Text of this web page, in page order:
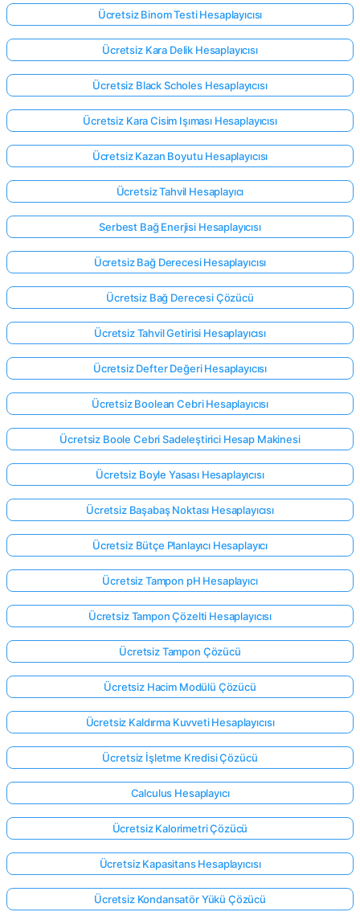
Ücretsiz Binom Testi Hesaplayıcısı
Ücretsiz Kara Delik Hesaplayıcısı
Ücretsiz Black Scholes Hesaplayıcısı
Ücretsiz Kara Cisim Işıması Hesaplayıcısı
Ücretsiz Kazan Boyutu Hesaplayıcısı
Ücretsiz Tahvil Hesaplayıcı
Serbest Bağ Enerjisi Hesaplayıcısı
Ücretsiz Bağ Derecesi Hesaplayıcısı
Ücretsiz Bağ Derecesi Çözücü
Ücretsiz Tahvil Getirisi Hesaplayıcısı
Ücretsiz Defter Değeri Hesaplayıcısı
Ücretsiz Boolean Cebri Hesaplayıcısı
Ücretsiz Boole Cebri Sadeleştirici Hesap Makinesi
Ücretsiz Boyle Yasası Hesaplayıcısı
Ücretsiz Başabaş Noktası Hesaplayıcısı
Ücretsiz Bütçe Planlayıcı Hesaplayıcı
Ücretsiz Tampon pH Hesaplayıcı
Ücretsiz Tampon Çözelti Hesaplayıcısı
Ücretsiz Tampon Çözücü
Ücretsiz Hacim Modülü Çözücü
Ücretsiz Kaldırma Kuvveti Hesaplayıcısı
Ücretsiz İşletme Kredisi Çözücü
Calculus Hesaplayıcı
Ücretsiz Kalorimetri Çözücü
Ücretsiz Kapasitans Hesaplayıcısı
Ücretsiz Kondansatör Yükü Çözücü